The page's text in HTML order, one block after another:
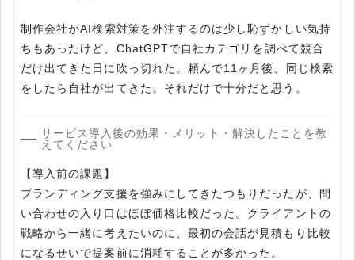
制作会社がAI検索対策を外注するのは少し恥ずかしい気持
ちもあったけど、ChatGPTで自社カテゴリを調べて競合
だけ出てきた日に吹っ切れた。頼んで11ヶ月後、同じ検索
をしたら自社が出てきた。それだけで十分だと思う。
サービス導入後の効果・メリット・解決したことを教
えてください
【導入前の課題】
ブランディング支援を強みにしてきたつもりだったが、問
い合わせの入り口はほぼ価格比較だった。クライアントの
戦略から一緒に考えたいのに、最初の会話が見積もり比較
になるせいで提案前に消耗することが多かった。